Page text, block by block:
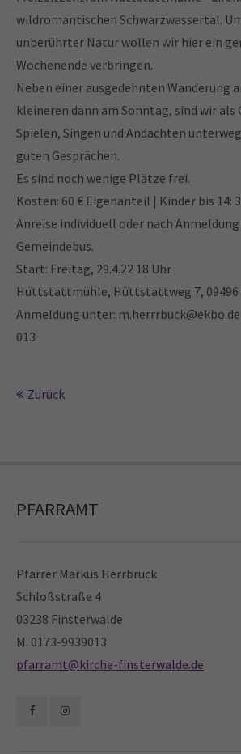
24h/ 365days
We offer support for our customers
Mon - Fri 8:00am - 5:00pm
Get in touch
Cybersteel Inc.
376-293 City Road, Suite 600
San Francisco, CA 94102
Have any questions?
info@yourdomain.com
ultricies nec.
wildromantischen Schwarzwassertal.
unberührter Natur wollen wir hier ein
Wochenende verbringen.
Neben einer ausgedehnten Wanderung
kleineren dann am Sonntag, sind wir als
Spielen, Singen und Andachten
guten Gesprächen.
Es sind noch wenige Plätze frei.
Kosten: 60 € Eigenanteil | Kinder bis 14:
Anreise individuell oder nach
Gemeindebus.
Start: Freitag, 29.4.22 18 Uhr
Hüttstattmühle, Hüttstattweg 7, 09496
Anmeldung unter: m.herrrbuck@ekbo.de
013
Zurück
PFARRAMT
Pfarrer Markus Herrbruck
Schloßstraße 4
03238 Finsterwalde
M. 0173-9939013
pfarramt@kirche-finsterwalde.de